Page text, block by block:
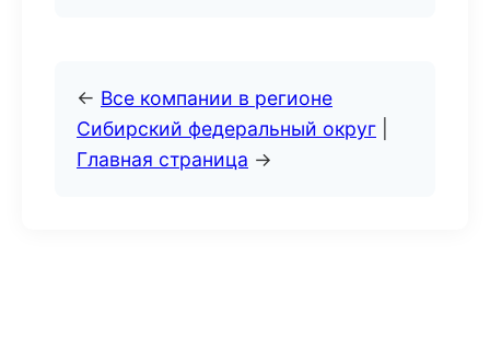
← Все компании в регионе
Сибирский федеральный округ
Главная страница →